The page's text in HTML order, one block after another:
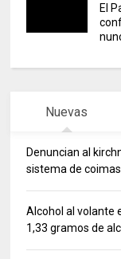
El
Nuevas
Denuncian al
sistema de
Alcohol al volante
1,33 gramos de